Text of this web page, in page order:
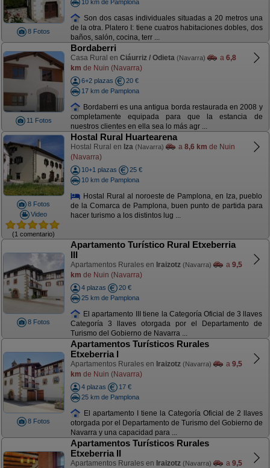
8 Fotos
10 km de Pamplona
Son dos casas individuales situadas a 20 metros una
de la otra. Platero I: tiene cuatros habitaciones dobles, dos
baños, salón, cocina, terr ...
11 Fotos
Bordaberri
Casa Rural en Ciáurriz / Odieta (Navarra) a 6,8
km de Nuin (Navarra)
6+2 plazas
20 €
17 km de Pamplona
Bordaberri es una antigua borda restaurada en 2008 y
completamente equipada para que la estancia de
nuestros clientes en ella sea lo más agr ...
8 Fotos
Video
(1 comentario)
Hostal Rural Huartearena
Hostal Rural en Iza (Navarra) a 8,6 km de Nuin
(Navarra)
10+1 plazas
25 €
10 km de Pamplona
Hostal Rural al noroeste de Pamplona, en Iza, pueblo
de la Comarca de Pamplona, buen punto de partida para
hacer turismo a los distintos lug ...
8 Fotos
Apartamento Turístico Rural Etxeberria
III
Apartamentos Rurales en Iraizotz (Navarra) a 9,5
km de Nuin (Navarra)
4 plazas
20 €
25 km de Pamplona
El apartamento III tiene la Categoría Oficial de 3 llaves
Categoría 3 llaves otorgada por el Departamento de
Turismo del Gobierno de Navarra ...
8 Fotos
Apartamentos Turísticos Rurales
Etxeberria I
Apartamentos Rurales en Iraizotz (Navarra) a 9,5
km de Nuin (Navarra)
4 plazas
17 €
25 km de Pamplona
El apartamento I tiene la Categoría Oficial de 2 llaves
otorgada por el Departamento de Turismo del Gobierno de
Navarra y una capacidad para ...
Apartamentos Turísticos Rurales
Etxeberria II
Apartamentos Rurales en Iraizotz (Navarra) a 9,5